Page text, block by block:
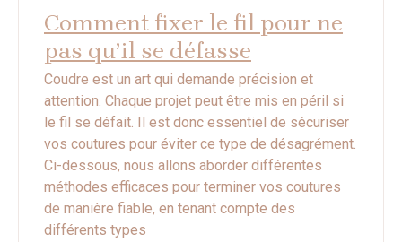
Comment fixer le fil pour ne
pas qu’il se défasse
Coudre est un art qui demande précision et
attention. Chaque projet peut être mis en péril si
le fil se défait. Il est donc essentiel de sécuriser
vos coutures pour éviter ce type de désagrément.
Ci-dessous, nous allons aborder différentes
méthodes efficaces pour terminer vos coutures
de manière fiable, en tenant compte des
différents types